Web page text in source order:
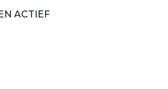
ACTIEF